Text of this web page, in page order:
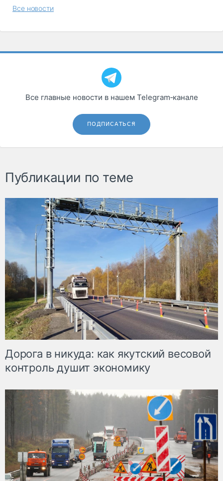
Все новости
Все главные новости в нашем Telegram‑канале
ПОДПИСАТЬСЯ
Публикации по теме
Дорога в никуда: как якутский весовой
контроль душит экономику